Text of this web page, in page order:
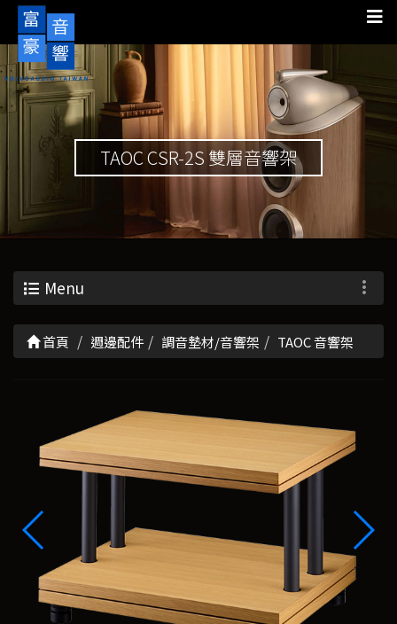
TAOC CSR-2S 雙層音響架
Menu
首頁 週邊配件 調音墊材/音響架 TAOC 音響架